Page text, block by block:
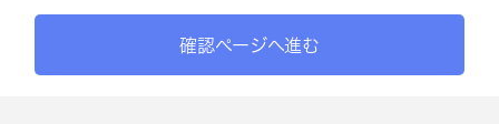
確認ページへ進む